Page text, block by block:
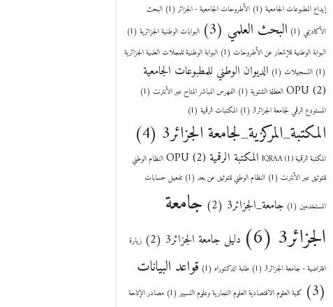
إيداع المطبوعات الجامعية (1) الأطروحات الجامعية - الجزائر(1)
البحث
الأكاديمي (1) البحث العلمي (3) البوابات الوطنية الجزائرية (1)
البوابة الوطنية للإشعار عن الأطروحات (1)
البوابة الوطنية للمجلات العلمية الجزائرية
(1)
التسجيلات (1)
الديوان الوطني للمطبوعات الجامعية
OPU(2) العطلة الشتوية (1) الفهرس المباشر المتاح عبر الأنترنت (1)
المستودع الرقمي لجامعة الجزائر3 (1) المكتبات الرقمية (1)
المكتبة_المركزية_لجامعة الجزائر3 (4)
المكتبة الرقمية IQRAA(1) المكتبة الرقمية OPU (2)
النظام الوطني
للتوثيق عبر الأنترنت (1) النظام الوطني للتوثيق عن بعد (1) تفعيل حسابات
المستخدمين (1) جامعة_الجزائر3 (2)
جامعة
الجزائر3 (6) دليل جامعة الجزائر3 (2) زيارة
افتراضية - جامعة الجزائر3 (1) طلبة الدكتوراه (1)
قواعد البيانات
(3)
كلية العلوم الاقتصادية العلوم التجارية وعلوم التسيير(1)
مصادر الإتاحة